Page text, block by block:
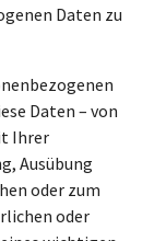
Daten zu
Daten – von
Ihrer
Ausübung
oder zum
oder